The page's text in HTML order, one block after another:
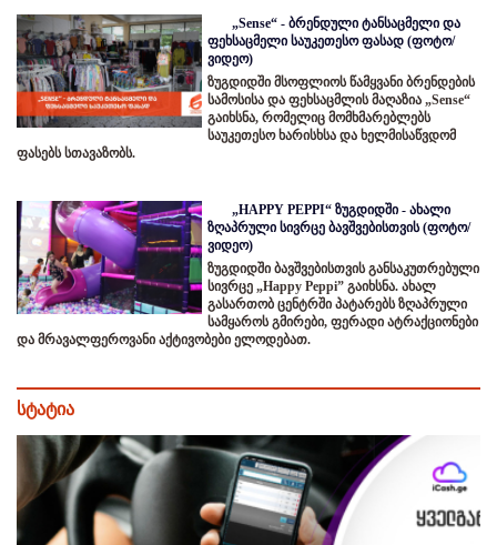
„Sense“ - ბრენდული ტანსაცმელი და
ფეხსაცმელი საუკეთესო ფასად (ფოტო/
ვიდეო)
ზუგდიდში მსოფლიოს წამყვანი ბრენდების
სამოსისა და ფეხსაცმლის მაღაზია „Sense“
გაიხსნა, რომელიც მომხმარებლებს
საუკეთესო ხარისხსა და ხელმისაწვდომ
ფასებს სთავაზობს.
„HAPPY PEPPI“ ზუგდიდში - ახალი
ზღაპრული სივრცე ბავშვებისთვის (ფოტო/
ვიდეო)
ზუგდიდში ბავშვებისთვის განსაკუთრებული
სივრცე „Happy Peppi” გაიხსნა. ახალ
გასართობ ცენტრში პატარებს ზღაპრული
სამყაროს გმირები, ფერადი ატრაქციონები
და მრავალფეროვანი აქტივობები ელოდებათ.
სტატია